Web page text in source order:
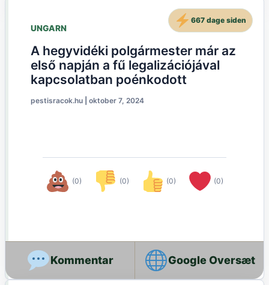
UNGARN
A hegyvidéki polgármester már az
első napján a fű legalizációjával
kapcsolatban poénkodott
pestisracok.hu oktober 7, 2024
(0) (0) (0) (0)
667 dage siden
Google Oversæt